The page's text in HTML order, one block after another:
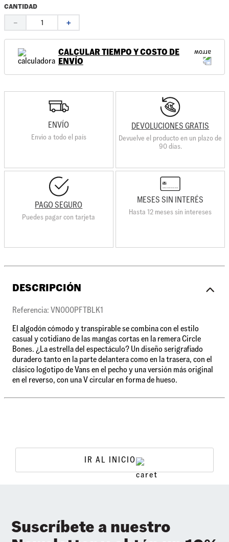
CANTIDAD
＋
－
CALCULAR TIEMPO Y COSTO DE
ENVÍO
ENVÍO
Envio a todo el país
DEVOLUCIONES GRATIS
Devuelve el producto en un plazo de
90 días.
PAGO SEGURO
Puedes pagar con tarjeta
MESES SIN INTERÉS
Hasta 12 meses sin intereses
DESCRIPCIÓN
Referencia: VN000PFTBLK1
El algodón cómodo y transpirable se combina con el estilo
casual y cotidiano de las mangas cortas en la remera Circle
Bones. ¿La estrella del espectáculo? Un diseño serigrafiado
duradero tanto en la parte delantera como en la trasera, con el
clásico logotipo de Vans en el pecho y una versión más original
en el reverso, con una V circular en forma de hueso.
IR AL INICIO
Suscríbete a nuestro